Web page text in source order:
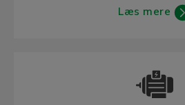
Læs mere